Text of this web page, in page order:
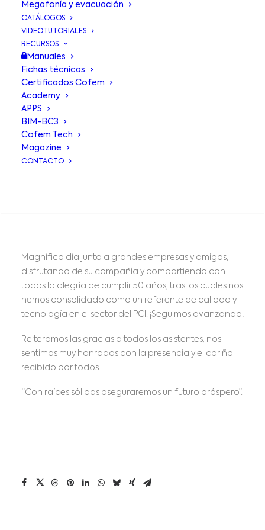
Megafonía y evacuación
CATÁLOGOS
VIDEOTUTORIALES
RECURSOS
Manuales
Fichas técnicas
Certificados Cofem
Academy
APPS
BIM-BC3
Cofem Tech
Magazine
CONTACTO
Magnífico día junto a grandes empresas y amigos,
disfrutando de su compañía y compartiendo con
todos la alegría de cumplir 50 años, tras los cuales nos
hemos consolidado como un referente de calidad y
tecnología en el sector del PCI. ¡Seguimos avanzando!
Reiteramos las gracias a todos los asistentes, nos
sentimos muy honrados con la presencia y el cariño
recibido por todos.
“Con raíces sólidas aseguraremos un futuro próspero”.